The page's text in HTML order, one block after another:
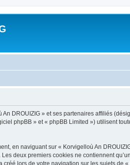
DROUIZIG » et ses partenaires affiliés
phpBB » et « phpBB Limited ») utilisent
en naviguant sur « Korvigelloù An
deux premiers cookies ne contiennent
lors de votre navigation sur les sujets de